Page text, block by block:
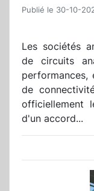
Publié le 30-10-
Les sociétés
de circuits
performances,
de
officiellement
d'un accord...